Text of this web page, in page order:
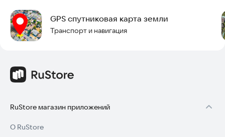
Карта трафика отображает текущий статус движения.
Попробуйте Live Satellite – Earth View Maps & GPS Navigation
прямо сейчас, чтобы начать исследовать мир с
GPS спутниковая карта земли
Транспорт и навигация
RuStore магазин приложений
О RuStore